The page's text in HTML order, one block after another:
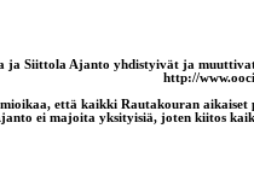
ja Siittola Ajanto yhdistyivät ja muuttivat
http://
että kaikki Rautakouran
ei majoita yksityisiä, joten kiitos